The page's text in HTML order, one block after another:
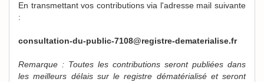
En transmettant vos contributions via l'adresse mail suivante
:
consultation-du-public-7108@registre-dematerialise.fr
Remarque : Toutes les contributions seront publiées dans
les meilleurs délais sur le registre dématérialisé et seront